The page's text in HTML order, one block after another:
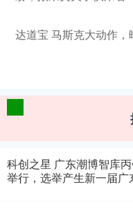
达道宝 马斯克大动作，
科创之星 广东潮博智库
举行，选举产生新一届广